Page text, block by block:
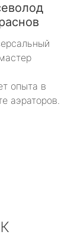
опыта в
аэраторов.